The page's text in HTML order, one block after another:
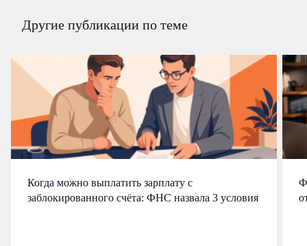
Другие публикации по теме
Когда можно выплатить зарплату с
заблокированного счёта: ФНС назвала 3 условия